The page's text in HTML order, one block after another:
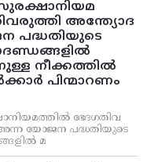
അന്ത്യോദ
പദ്ധതിയുടെ
നീക്കത്തിൽ
പിന്മാറണം
ഭേദഗതിവ
യോജന പദ്ധതിയുടെ
മ